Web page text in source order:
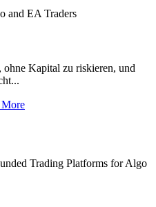
and EA Traders
Kapital zu riskieren, und
...
Trading Platforms for Algo